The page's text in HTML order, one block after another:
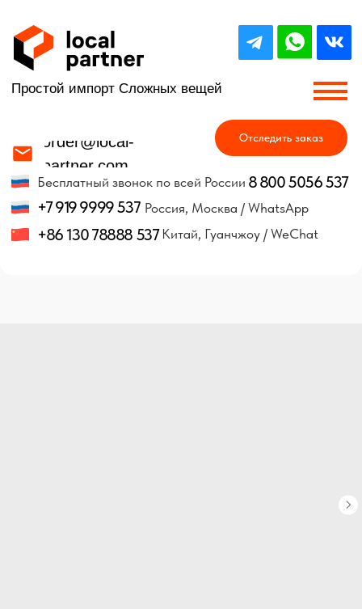
+86 130 78888 537
+7 919 9999 537
8 800 5056 537
Китай, Гуанчжоу / WeChat
Россия, Москва / WhatsApp
Простой импорт Сложных вещей
Отследить заказ